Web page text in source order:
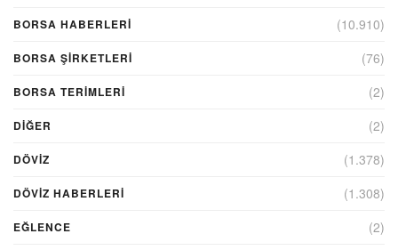
BORSA HABERLERI (10.910)
BORSA ŞIRKETLERI (76)
BORSA TERIMLERI (2)
DIĞER (2)
DÖVİZ (1.378)
DÖVIZ HABERLERI (1.308)
EĞLENCE (2)